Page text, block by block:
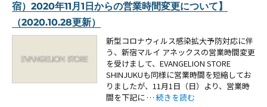
宿）2020年11月1日からの営業時間変更について】
（2020.10.28更新）
新型コロナウィルス感染拡大予防対応に伴
う、新宿マルイ アネックスの営業時間変更
を受けまして、EVANGELION STORE
SHINJUKUも同様に営業時間を短縮してお
りましたが、11月1日（日）より、営業時
間を下記に … “【お知らせ：EVANGELION
続きを読む